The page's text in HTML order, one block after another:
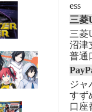
ess
三菱
三菱
沼津
普通
ジャ
すず
口座